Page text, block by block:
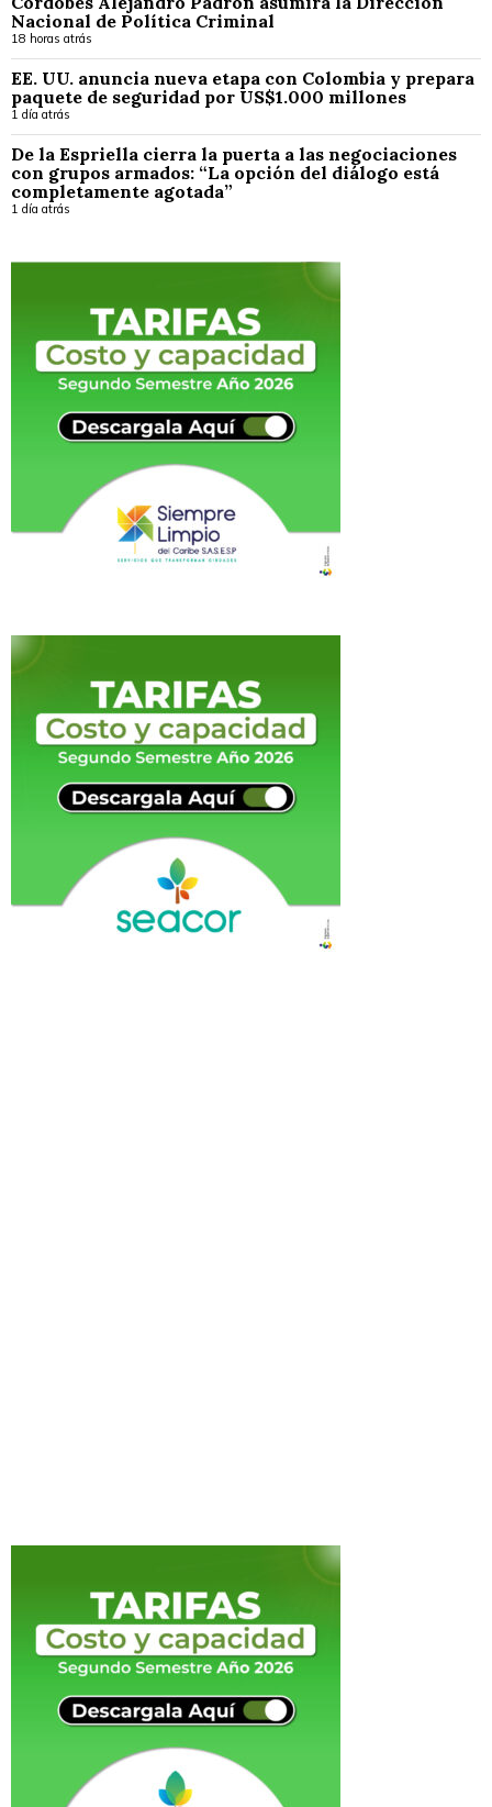
Nacional de Política Criminal
18 horas atrás
EE. UU. anuncia nueva etapa con Colombia y prepara
paquete de seguridad por US$1.000 millones
1 día atrás
De la Espriella cierra la puerta a las negociaciones
con grupos armados: “La opción del diálogo está
completamente agotada”
1 día atrás